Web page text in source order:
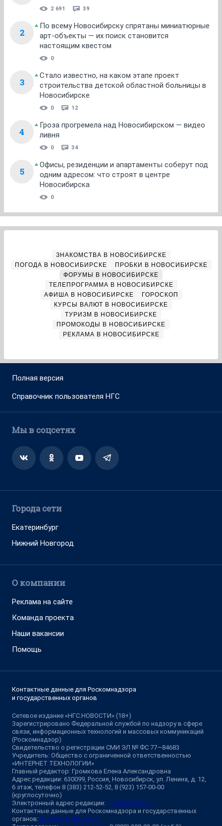
2 691 39
2
По всему Новосибирску спрятаны миниатюрные
арт-объекты — их поиск становится
настоящим квестом
0
3
Стало известно, на каком этапе проект
строительства детской областной больницы в
Новосибирске
0 12
4
Гроза прогремела над Новосибирском — видео
ливня
0 34
5
Офисы, резиденции и апартаменты соберут под
одним адресом: что строят в центре
Новосибирска
0
ЗНАКОМСТВА В НОВОСИБИРСКЕ
ПОГОДА В НОВОСИБИРСКЕ
ПРОБКИ В НОВОСИБИРСКЕ
ФОРУМЫ В НОВОСИБИРСКЕ
ТЕЛЕПРОГРАММА В НОВОСИБИРСКЕ
АФИША В НОВОСИБИРСКЕ
ГОРОСКОП
КУРСЫ ВАЛЮТ В НОВОСИБИРСКЕ
ТУРИЗМ В НОВОСИБИРСКЕ
ПРОМОКОДЫ В НОВОСИБИРСКЕ
РЕКЛАМА В НОВОСИБИРСКЕ
Полная версия
Справочник пользователя НГС
Мы в соцсетях
Города сети
Екатеринбург
Нижний Новгород
О компании
Реклама на сайте
Команда проекта
Наши вакансии
Помощь
Контактные данные для Роскомнадзора
и государственных органов
Сетевое издание «НГС.НОВОСТИ» (18+)
Зарегистрировано Федеральной службой по надзору в сфере
связи, информационных технологий и массовых коммуникаций
(Роскомнадзор)
Свидетельство о регистрации СМИ ЭЛ № ФС 77—84683
Учредитель: Общество с ограниченной ответственностью
«ИНТЕРНЕТ ТЕХНОЛОГИИ»
Главный редактор: Громкова Елена Александровна
Адрес редакции: 630099, Россия, Новосибирск, ул. Ленина, д. 12,
6 этаж, телефон 8 (383) 212-52-52, 8 (923) 157-00-00
(круглосуточно)
Электронный адрес редакции: ngs@shkulev.ru
Контактные данные для Роскомнадзора и государственных
органов: juristnsk@shkulev.ru